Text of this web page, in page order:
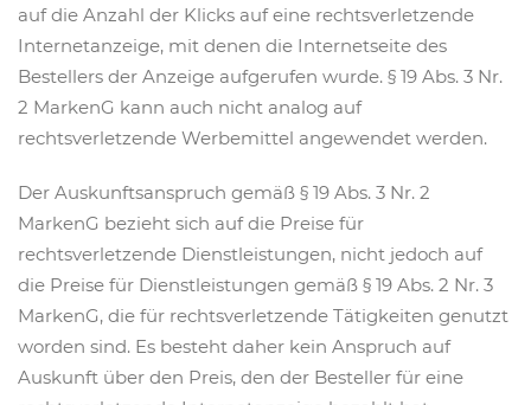
auf die Anzahl der Klicks auf eine rechtsverletzende
Internetanzeige, mit denen die Internetseite des
Bestellers der Anzeige aufgerufen wurde. § 19 Abs. 3 Nr.
2 MarkenG kann auch nicht analog auf
rechtsverletzende Werbemittel angewendet werden.
Der Auskunftsanspruch gemäß § 19 Abs. 3 Nr. 2
MarkenG bezieht sich auf die Preise für
rechtsverletzende Dienstleistungen, nicht jedoch auf
die Preise für Dienstleistungen gemäß § 19 Abs. 2 Nr. 3
MarkenG, die für rechtsverletzende Tätigkeiten genutzt
worden sind. Es besteht daher kein Anspruch auf
Auskunft über den Preis, den der Besteller für eine